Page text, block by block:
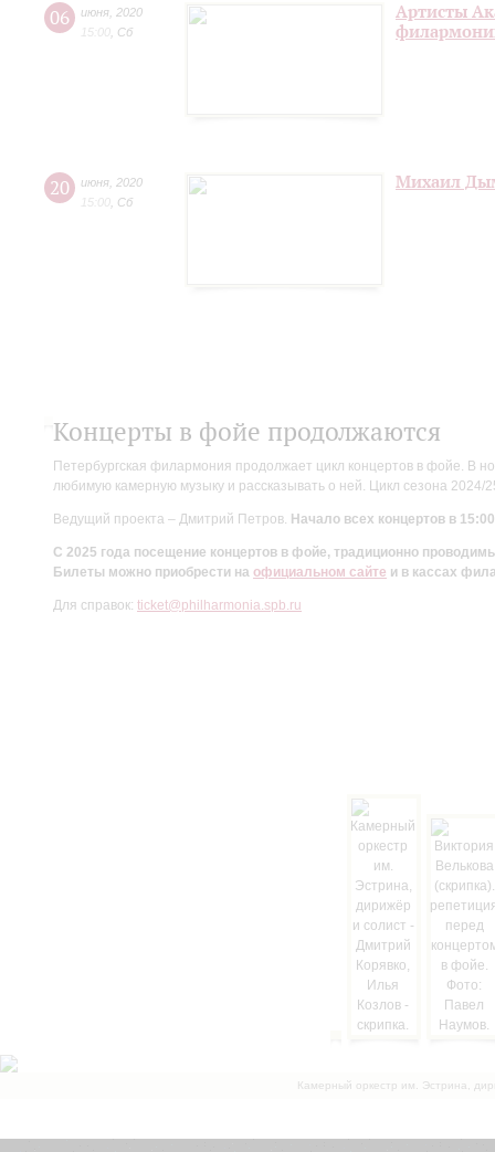
06 июня 2020
15:00 Сб
Артисты
20 июня 2020
15:00 Сб
Михаил
Концерты в фойе продолжаются
Петербургская филармония продолжает цикл концертов в фойе. В
любимую камерную музыку и рассказывать о ней. Цикл сезона
Ведущий проекта – Дмитрий Петров. Начало всех концертов в
С 2025 года посещение концертов в фойе, традиционно
Билеты можно приобрести на официальном сайте и в кассах
Для справок: ticket@philharmonia.spb.ru
Камерный оркестр им. Эстрина,